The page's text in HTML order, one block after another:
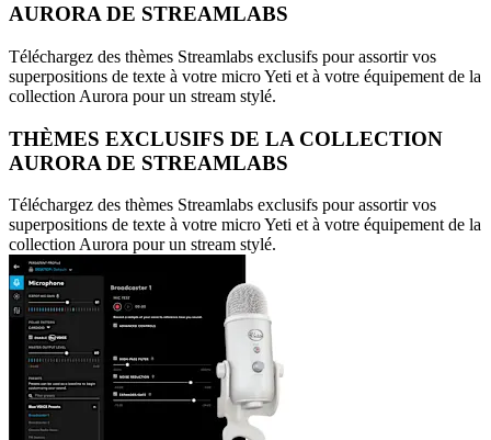
AURORA DE STREAMLABS
Téléchargez des thèmes Streamlabs exclusifs pour assortir vos
superpositions de texte à votre micro Yeti et à votre équipement de la
collection Aurora pour un stream stylé.
THÈMES EXCLUSIFS DE LA COLLECTION
AURORA DE STREAMLABS
Téléchargez des thèmes Streamlabs exclusifs pour assortir vos
superpositions de texte à votre micro Yeti et à votre équipement de la
collection Aurora pour un stream stylé.